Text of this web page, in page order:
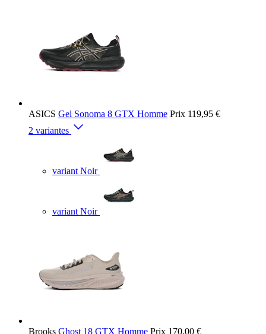
ASICS Gel Sonoma 8 GTX Homme Prix 119,95 €
2 variantes
variant Noir
variant Noir
Brooks Ghost 18 GTX Homme Prix 170,00 €